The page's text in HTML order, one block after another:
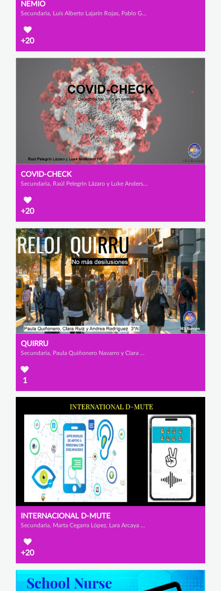
NEMIO
Secundaria, Luis Alberto Lajarín Rojas, Pablo Guillén Bravo y José David Martínez Alonso
+20
COVID-CHECK
Secundaria, Raúl Pelegrín Lázaro y Luke Anderson
+20
QUIRRU
Secundaria, Paula Quiñonero Navarro y Clara Ruiz Salas
1
INTERNACIONAL D-MUTE
Secundaria, Marta Cegarra López, Lara Arcaya Brito y Alexandru Rares Iamendi
+20